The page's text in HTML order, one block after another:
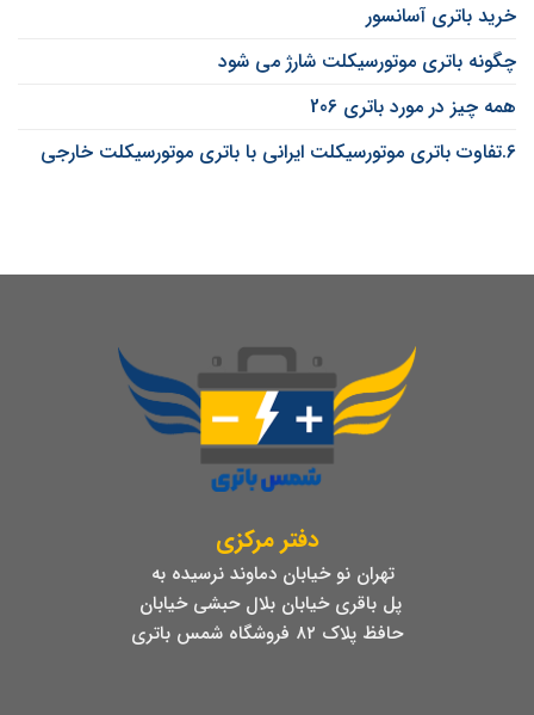
خرید باتری آسانسور
چگونه باتری موتورسیکلت شارژ می شود
همه چیز در مورد باتری 206
6.تفاوت باتری موتورسیکلت ایرانی با باتری موتورسیکلت خارجی
دفتر مرکزی
تهران نو خیابان دماوند نرسیده به
پل باقری خیابان بلال حبشی خیابان
حافظ پلاک ۸۲ فروشگاه شمس باتری